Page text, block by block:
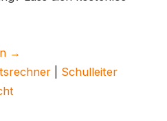
→
Schulleiter